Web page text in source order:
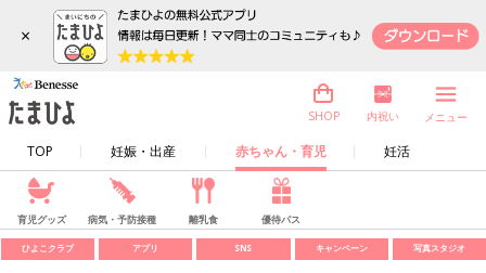
×
TOP 妊娠・出産 赤ちゃん・育児 妊活
SHOP 内祝い メニュー
育児グッズ 病気・予防接種 離乳食 優待パス
ひよこクラブ アプリ SNS キャンペーン 写真スタジオ